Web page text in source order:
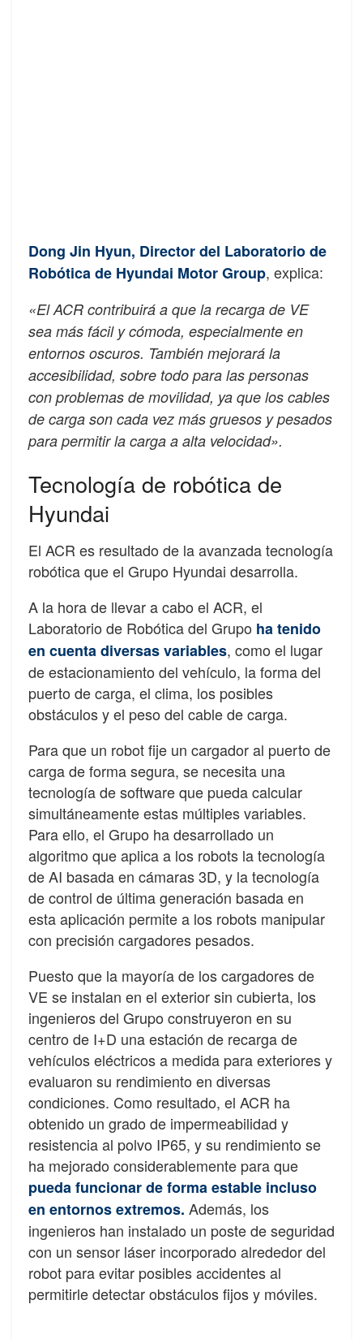
Dong Jin Hyun, Director del Laboratorio de
Robótica de Hyundai Motor Group, explica:
«El ACR contribuirá a que la recarga de VE
sea más fácil y cómoda, especialmente en
entornos oscuros. También mejorará la
accesibilidad, sobre todo para las personas
con problemas de movilidad, ya que los cables
de carga son cada vez más gruesos y pesados
para permitir la carga a alta velocidad».
Tecnología de robótica de
Hyundai
El ACR es resultado de la avanzada tecnología
robótica que el Grupo Hyundai desarrolla.
A la hora de llevar a cabo el ACR, el
Laboratorio de Robótica del Grupo ha tenido
en cuenta diversas variables, como el lugar
de estacionamiento del vehículo, la forma del
puerto de carga, el clima, los posibles
obstáculos y el peso del cable de carga.
Para que un robot fije un cargador al puerto de
carga de forma segura, se necesita una
tecnología de software que pueda calcular
simultáneamente estas múltiples variables.
Para ello, el Grupo ha desarrollado un
algoritmo que aplica a los robots la tecnología
de AI basada en cámaras 3D, y la tecnología
de control de última generación basada en
esta aplicación permite a los robots manipular
con precisión cargadores pesados.
Puesto que la mayoría de los cargadores de
VE se instalan en el exterior sin cubierta, los
ingenieros del Grupo construyeron en su
centro de I+D una estación de recarga de
vehículos eléctricos a medida para exteriores y
evaluaron su rendimiento en diversas
condiciones. Como resultado, el ACR ha
obtenido un grado de impermeabilidad y
resistencia al polvo IP65, y su rendimiento se
ha mejorado considerablemente para que
pueda funcionar de forma estable incluso
en entornos extremos. Además, los
ingenieros han instalado un poste de seguridad
con un sensor láser incorporado alrededor del
robot para evitar posibles accidentes al
permitirle detectar obstáculos fijos y móviles.